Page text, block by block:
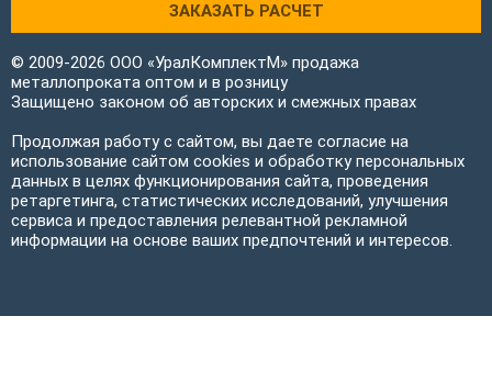
ЗАКАЗАТЬ РАСЧЕТ
© 2009-2026 ООО «УралКомплектМ» продажа
металлопроката оптом и в розницу
Защищено законом об авторских и смежных правах
Продолжая работу с сайтом, вы даете согласие на
использование сайтом cookies и обработку персональных
данных в целях функционирования сайта, проведения
ретаргетинга, статистических исследований, улучшения
сервиса и предоставления релевантной рекламной
информации на основе ваших предпочтений и интересов.